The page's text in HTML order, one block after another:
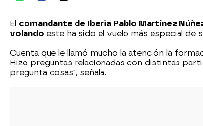
El comandante de Iberia Pablo Martínez
volando este ha sido el vuelo más especial de
Cuenta que le llamó mucho la atención la
Hizo preguntas relacionadas con distintas
pregunta cosas", señala.